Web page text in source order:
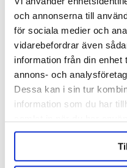
och annonserna till
för sociala medier och
vidarebefordrar även
information från din
annons- och
Dessa kan i sin tur
information som du har